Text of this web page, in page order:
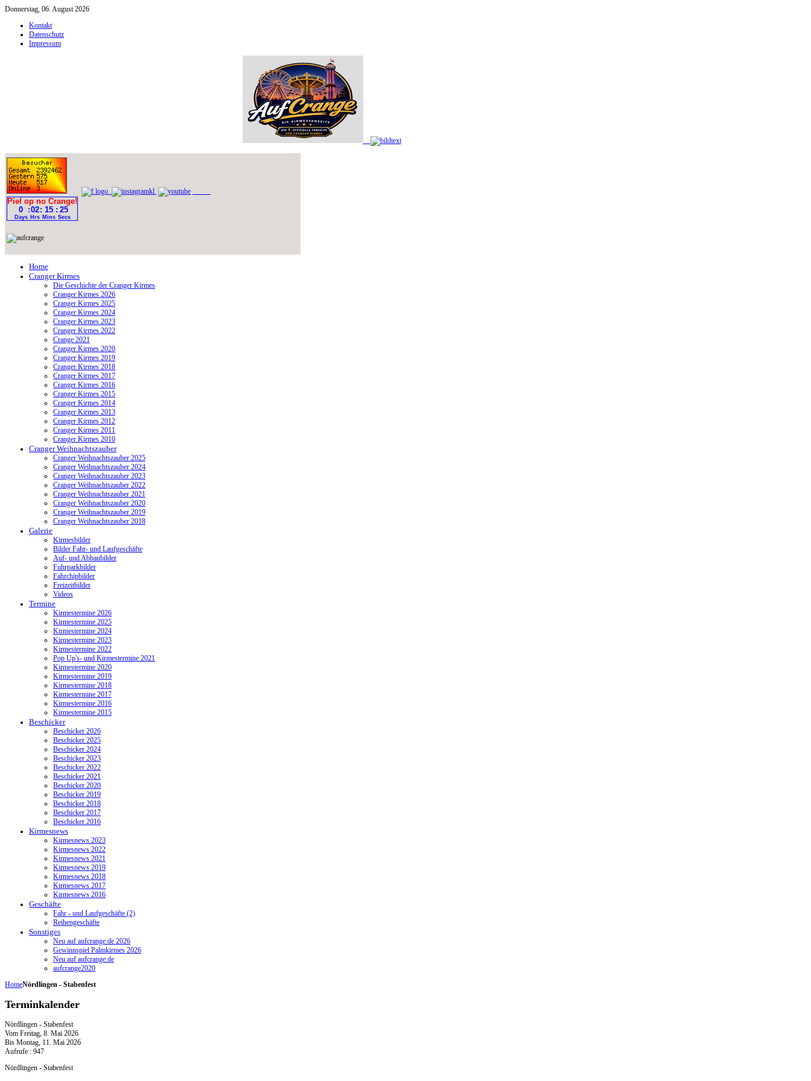
Donnerstag, 06. August 2026
Kontakt
Datenschutz
Impressum
Home
Cranger Kirmes
Die Geschichte der Cranger Kirmes
Cranger Kirmes 2026
Cranger Kirmes 2025
Cranger Kirmes 2024
Cranger Kirmes 2023
Cranger Kirmes 2022
Crange 2021
Cranger Kirmes 2020
Cranger Kirmes 2019
Cranger Kirmes 2018
Cranger Kirmes 2017
Cranger Kirmes 2016
Cranger Kirmes 2015
Cranger Kirmes 2014
Cranger Kirmes 2013
Cranger Kirmes 2012
Cranger Kirmes 2011
Cranger Kirmes 2010
Cranger Weihnachtszauber
Cranger Weihnachtszauber 2025
Cranger Weihnachtszauber 2024
Cranger Weihnachtszauber 2023
Cranger Weihnachtszauber 2022
Cranger Weihnachtszauber 2021
Cranger Weihnachtszauber 2020
Cranger Weihnachtszauber 2019
Cranger Weihnachtszauber 2018
Galerie
Kirmesbilder
Bilder Fahr- und Laufgeschäfte
Auf- und Abbaubilder
Fuhrparkbilder
Fahrchipbilder
Freizeitbilder
Videos
Termine
Kirmestermine 2026
Kirmestermine 2025
Kirmestermine 2024
Kirmestermine 2023
Kirmestermine 2022
Pop Up's- und Kirmestermine 2021
Kirmestermine 2020
Kirmestermine 2019
Kirmestermine 2018
Kirmestermine 2017
Kirmestermine 2016
Kirmestermine 2015
Beschicker
Beschicker 2026
Beschicker 2025
Beschicker 2024
Beschicker 2023
Beschicker 2022
Beschicker 2021
Beschicker 2020
Beschicker 2019
Beschicker 2018
Beschicker 2017
Beschicker 2016
Kirmesnews
Kirmesnews 2023
Kirmesnews 2022
Kirmesnews 2021
Kirmesnews 2019
Kirmesnews 2018
Kirmesnews 2017
Kirmesnews 2016
Geschäfte
Fahr - und Laufgeschäfte (2)
Reihengeschäfte
Sonstiges
Neu auf aufcrange.de 2026
Gewinnspiel Palmkirmes 2026
Neu auf aufcrange.de
aufcrange2020
HomeNördlingen - Stabenfest
Terminkalender
Nördlingen - Stabenfest
Vom Freitag, 8. Mai 2026
Bis Montag, 11. Mai 2026
Aufrufe : 947
Nördlingen - Stabenfest